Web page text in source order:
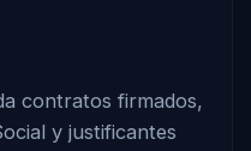
contratos firmados,
y justificantes